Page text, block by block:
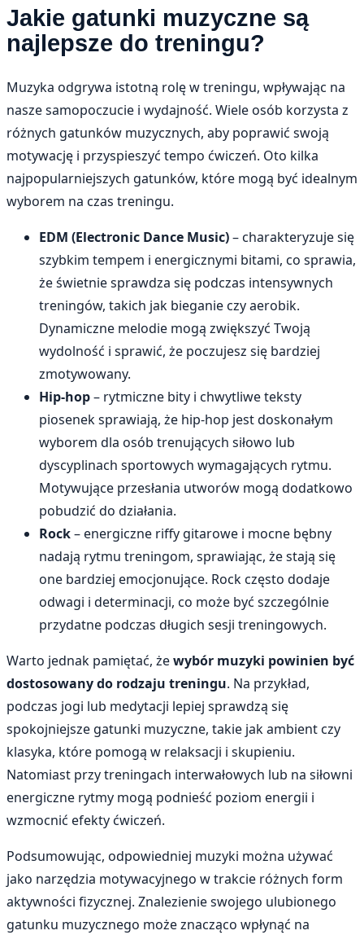
Jakie gatunki muzyczne są
najlepsze do treningu?
Muzyka odgrywa istotną rolę w treningu, wpływając na
nasze samopoczucie i wydajność. Wiele osób korzysta z
różnych gatunków muzycznych, aby poprawić swoją
motywację i przyspieszyć tempo ćwiczeń. Oto kilka
najpopularniejszych gatunków, które mogą być idealnym
wyborem na czas treningu.
EDM (Electronic Dance Music)– charakteryzuje się
szybkim tempem i energicznymi bitami, co sprawia,
że świetnie sprawdza się podczas intensywnych
treningów, takich jak bieganie czy aerobik.
Dynamiczne melodie mogą zwiększyć Twoją
wydolność i sprawić, że poczujesz się bardziej
zmotywowany.
Hip-hop– rytmiczne bity i chwytliwe teksty
piosenek sprawiają, że hip-hop jest doskonałym
wyborem dla osób trenujących siłowo lub
dyscyplinach sportowych wymagających rytmu.
Motywujące przesłania utworów mogą dodatkowo
pobudzić do działania.
Rock– energiczne riffy gitarowe i mocne bębny
nadają rytmu treningom, sprawiając, że stają się
one bardziej emocjonujące. Rock często dodaje
odwagi i determinacji, co może być szczególnie
przydatne podczas długich sesji treningowych.
Warto jednak pamiętać, żewybór muzyki powinien być
dostosowany do rodzaju treningu. Na przykład,
podczas jogi lub medytacji lepiej sprawdzą się
spokojniejsze gatunki muzyczne, takie jak ambient czy
klasyka, które pomogą w relaksacji i skupieniu.
Natomiast przy treningach interwałowych lub na siłowni
energiczne rytmy mogą podnieść poziom energii i
wzmocnić efekty ćwiczeń.
Podsumowując, odpowiedniej muzyki można używać
jako narzędzia motywacyjnego w trakcie różnych form
aktywności fizycznej. Znalezienie swojego ulubionego
gatunku muzycznego może znacząco wpłynąć na